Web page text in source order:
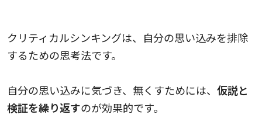
クリティカルシンキングは、自分の思い込みを排除
するための思考法です。
自分の思い込みに気づき、無くすためには、 仮説と
検証を繰り返すのが効果的です。